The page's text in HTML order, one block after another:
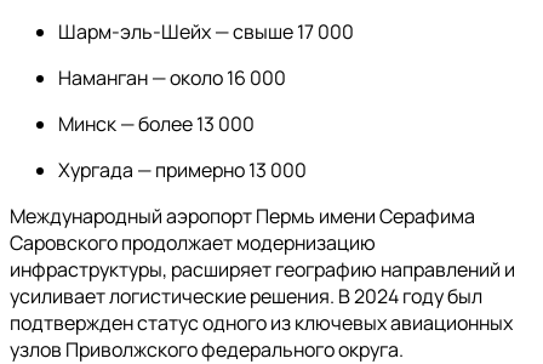
Шарм-эль-Шейх — свыше 17 000
Наманган — около 16 000
Минск — более 13 000
Хургада — примерно 13 000
Международный аэропорт Пермь имени Серафима
Саровского продолжает модернизацию
инфраструктуры, расширяет географию направлений и
усиливает логистические решения. В 2024 году был
подтвержден статус одного из ключевых авиационных
узлов Приволжского федерального округа.